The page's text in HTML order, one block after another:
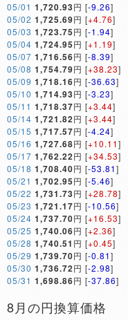
05/01 1,720.93円 [-9.26]
05/02 1,725.69円 [+4.76]
05/03 1,723.75円 [-1.94]
05/04 1,724.95円 [+1.19]
05/07 1,716.56円 [-8.39]
05/08 1,754.79円 [+38.23]
05/09 1,718.16円 [-36.63]
05/10 1,714.93円 [-3.23]
05/11 1,718.37円 [+3.44]
05/14 1,721.82円 [+3.44]
05/15 1,717.57円 [-4.24]
05/16 1,727.68円 [+10.11]
05/17 1,762.22円 [+34.53]
05/18 1,708.40円 [-53.81]
05/21 1,702.95円 [-5.46]
05/22 1,731.73円 [+28.78]
05/23 1,721.17円 [-10.56]
05/24 1,737.70円 [+16.53]
05/25 1,740.06円 [+2.36]
05/28 1,740.51 円 [+0.45]
05/29 1,739.70円 [-0.81]
05/30 1,736.72円 [-2.98]
05/31 1,698.86円 [-37.86]
8月の円換算価格